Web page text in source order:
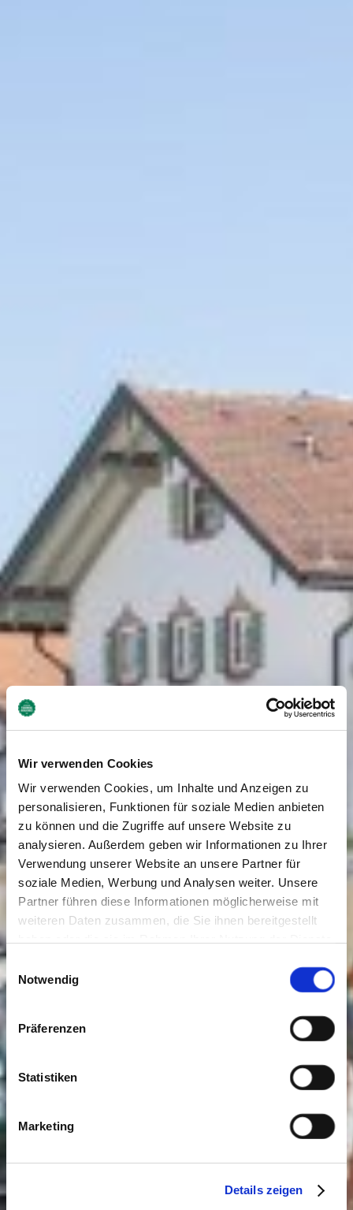
Wir verwenden Cookies
Wir verwenden Cookies, um Inhalte und Anzeigen zu
personalisieren, Funktionen für soziale Medien anbieten
zu können und die Zugriffe auf unsere Website zu
analysieren. Außerdem geben wir Informationen zu Ihrer
Verwendung unserer Website an unsere Partner für
soziale Medien, Werbung und Analysen weiter. Unsere
Partner führen diese Informationen möglicherweise mit
weiteren Daten zusammen, die Sie ihnen bereitgestellt
Cookies, wenn Sie unsere Webseite weiterhin nutzen.
Einwilligungsauswahl
Notwendig
Präferenzen
Statistiken
Marketing
Details zeigen